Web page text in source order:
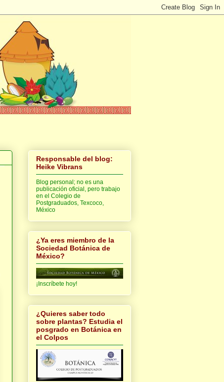
Responsable del blog:
Heike Vibrans
Blog personal; no es una
publicación oficial, pero trabajo
en el Colegio de
Postgraduados, Texcoco,
México
¿Ya eres miembro de la
Sociedad Botánica de
México?
¡Inscríbete hoy!
¿Quieres saber todo
sobre plantas? Estudia el
posgrado en Botánica en
el Colpos